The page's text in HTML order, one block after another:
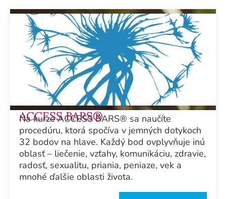
ACCESS BARS®
Na kurze ACCESS BARS® sa naučíte
procedúru, ktorá spočíva v jemných dotykoch
32 bodov na hlave. Každý bod ovplyvňuje inú
oblasť – liečenie, vzťahy, komunikáciu, zdravie,
radosť, sexualitu, priania, peniaze, vek a
mnohé ďalšie oblasti života.